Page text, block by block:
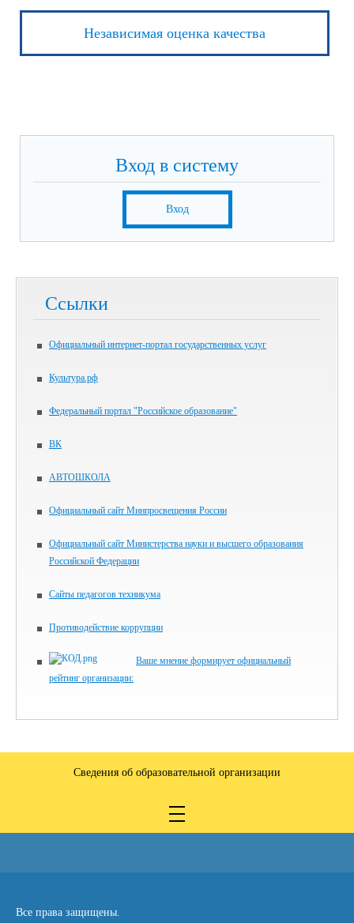
Независимая оценка качества
Вход в систему
Вход
Ссылки
Официальный интернет-портал государственных услуг
Культура.рф
Федеральный портал "Российское образование"
ВК
АВТОШКОЛА
Официальный сайт Минпросвещения России
Официальный сайт Министерства науки и высшего образования
Российской Федерации
Сайты педагогов техникума
Противодействие коррупции
Ваше мнение формирует официальный
рейтинг организации:
Сведения об образовательной организации
Все права защищены.